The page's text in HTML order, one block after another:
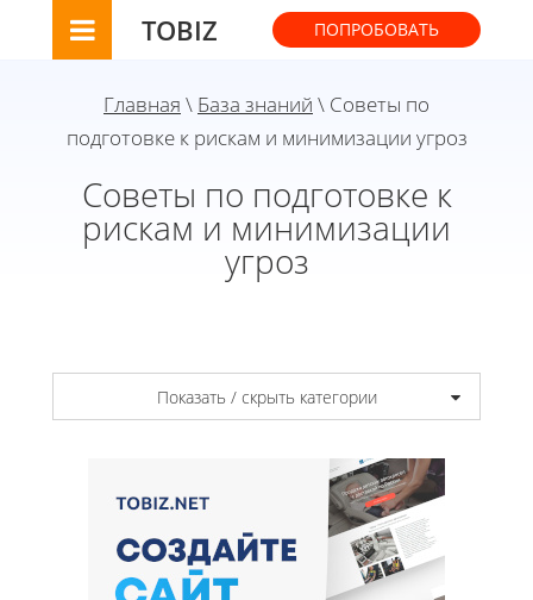
TOBIZ ПОПРОБОВАТЬ
Главная \ База знаний \ Советы по
подготовке к рискам и минимизации угроз
Советы по подготовке к
рискам и минимизации
угроз
Показать / скрыть категории